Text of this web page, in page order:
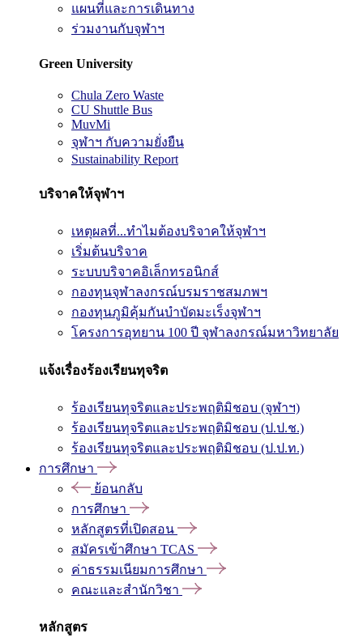
แผนที่และการเดินทาง
ร่วมงานกับจุฬาฯ
Green University
Chula Zero Waste
CU Shuttle Bus
MuvMi
จุฬาฯ กับความยั่งยืน
Sustainability Report
บริจาคให้จุฬาฯ
เหตุผลที่...ทำไมต้องบริจาคให้จุฬาฯ
เริ่มต้นบริจาค
ระบบบริจาคอิเล็กทรอนิกส์
กองทุนจุฬาลงกรณ์บรมราชสมภพฯ
กองทุนภูมิคุ้มกันบำบัดมะเร็งจุฬาฯ
โครงการอุทยาน 100 ปี จุฬาลงกรณ์มหาวิทยาลัย
แจ้งเรื่องร้องเรียนทุจริต
ร้องเรียนทุจริตและประพฤติมิชอบ (จุฬาฯ)
ร้องเรียนทุจริตและประพฤติมิชอบ (ป.ป.ช.)
ร้องเรียนทุจริตและประพฤติมิชอบ (ป.ป.ท.)
การศึกษา
ย้อนกลับ
การศึกษา
หลักสูตรที่เปิดสอน
สมัครเข้าศึกษา TCAS
ค่าธรรมเนียมการศึกษา
คณะและสำนักวิชา
หลักสูตร